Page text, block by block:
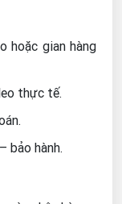
hoặc gian hàng
thực tế.
bảo hành.